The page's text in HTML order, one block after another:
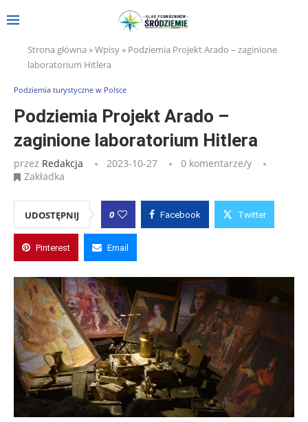
Strona główna »Wpisy» Podziemia Projekt Arado – zaginione
laboratorium Hitlera
Podziemia turystyczne w Polsce
Podziemia Projekt Arado –
zaginione laboratorium Hitlera
przez Redakcja 2023-10-27
0 komentarze/y
Zakładka
UDOSTĘPNIJ 0 Facebook Twitter
Pinterest Email